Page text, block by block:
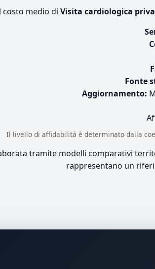
costo medio di Visita cardiologica
Fonte
Aggiornamento:
Il livello di affidabilità è determinato dalla
tramite modelli comparativi
rappresentano un